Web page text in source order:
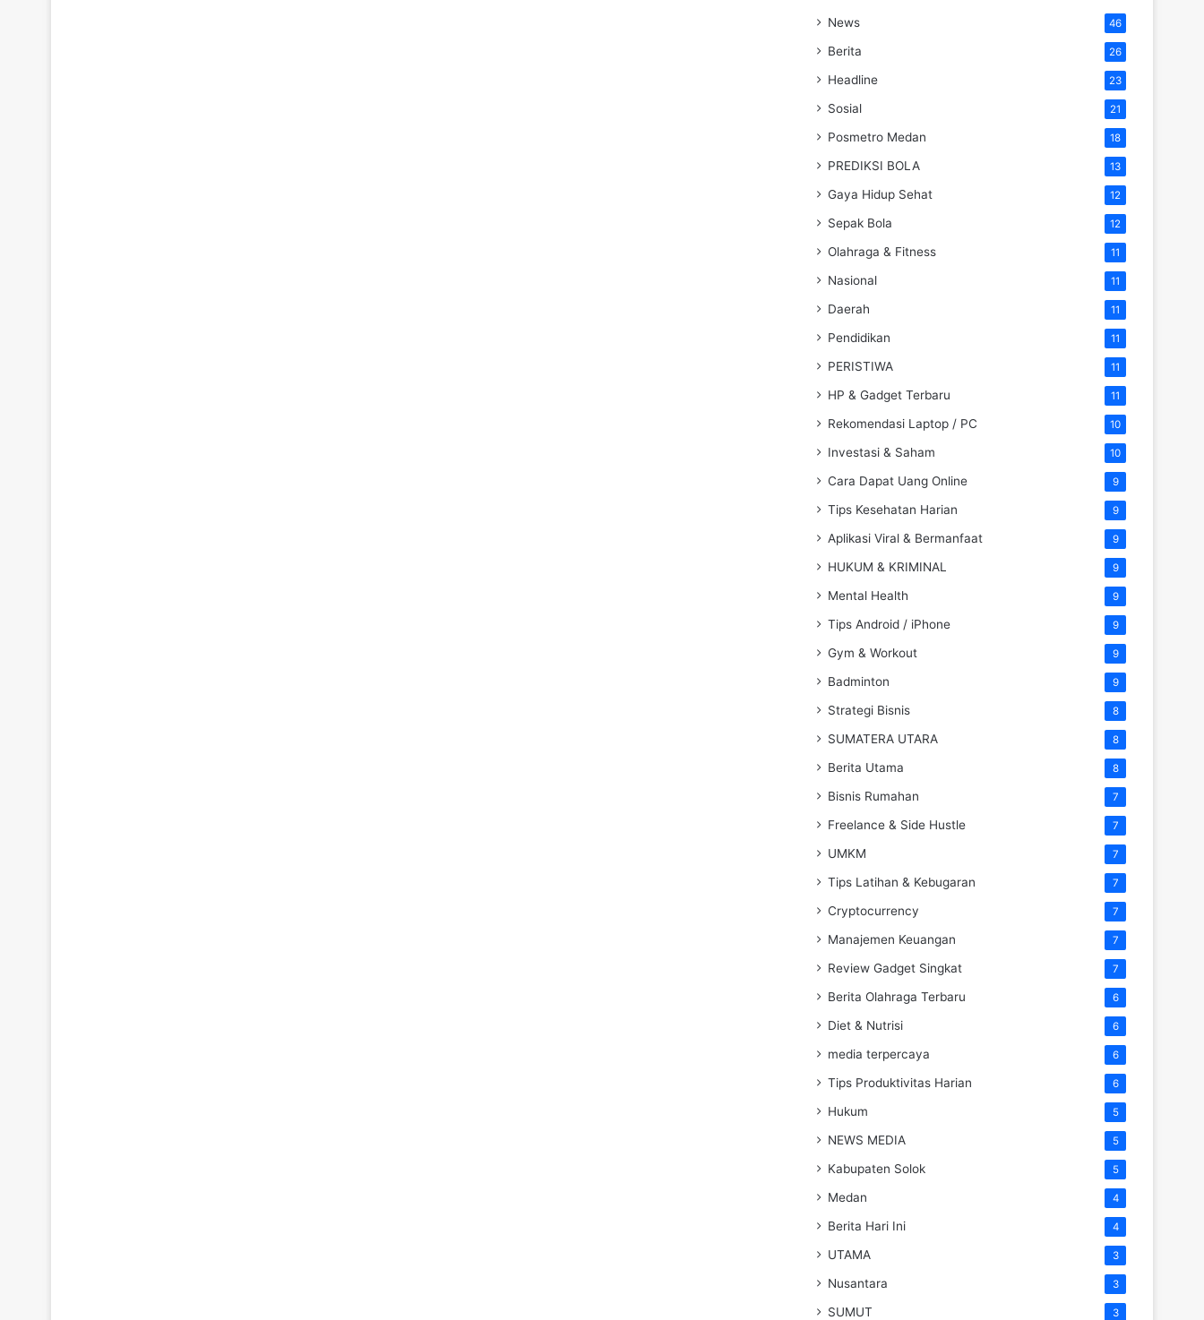
News 46
Berita 26
Headline 23
Sosial 21
Posmetro Medan 18
PREDIKSI BOLA 13
Gaya Hidup Sehat 12
Sepak Bola 12
Olahraga & Fitness 11
Nasional 11
Daerah 11
Pendidikan 11
PERISTIWA 11
HP & Gadget Terbaru 11
Rekomendasi Laptop / PC 10
Investasi & Saham 10
Cara Dapat Uang Online 9
Tips Kesehatan Harian 9
Aplikasi Viral & Bermanfaat 9
HUKUM & KRIMINAL 9
Mental Health 9
Tips Android / iPhone 9
Gym & Workout 9
Badminton 9
Strategi Bisnis 8
SUMATERA UTARA 8
Berita Utama 8
Bisnis Rumahan 7
Freelance & Side Hustle 7
UMKM 7
Tips Latihan & Kebugaran 7
Cryptocurrency 7
Manajemen Keuangan 7
Review Gadget Singkat 7
Berita Olahraga Terbaru 6
Diet & Nutrisi 6
media terpercaya 6
Tips Produktivitas Harian 6
Hukum 5
NEWS MEDIA 5
Kabupaten Solok 5
Medan 4
Berita Hari Ini 4
UTAMA 3
Nusantara 3
SUMUT 3